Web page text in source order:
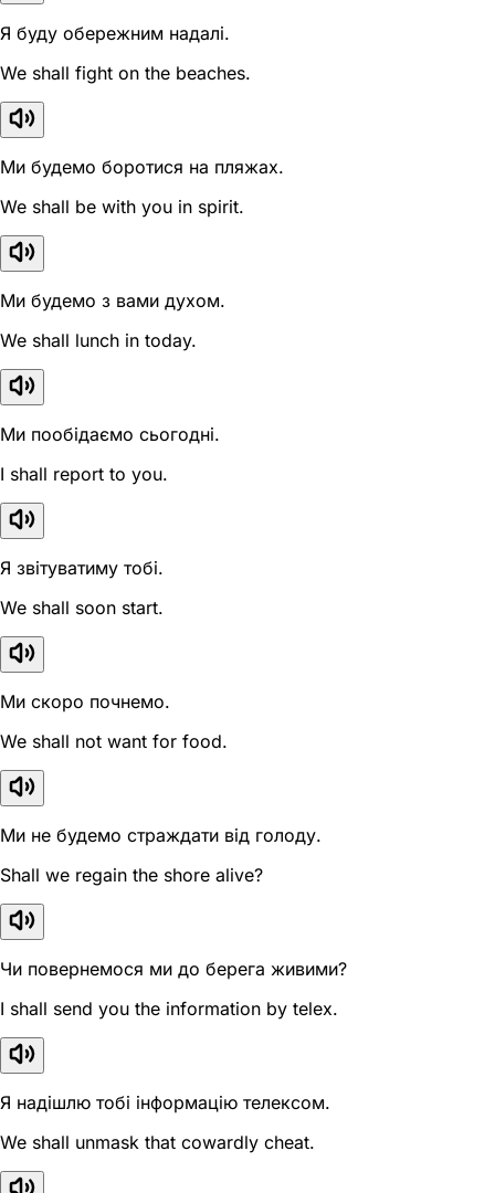
Я буду обережним надалі.
We shall fight on the beaches.
Ми будемо боротися на пляжах.
We shall be with you in spirit.
Ми будемо з вами духом.
We shall lunch in today.
Ми пообідаємо сьогодні.
I shall report to you.
Я звітуватиму тобі.
We shall soon start.
Ми скоро почнемо.
We shall not want for food.
Ми не будемо страждати від голоду.
Shall we regain the shore alive?
Чи повернемося ми до берега живими?
I shall send you the information by telex.
Я надішлю тобі інформацію телексом.
We shall unmask that cowardly cheat.